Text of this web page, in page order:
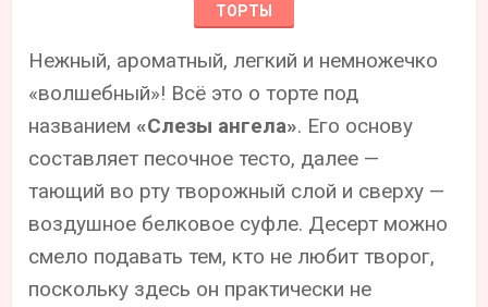
ТОРТЫ
Нежный, ароматный, легкий и немножечко
«волшебный»! Всё это о торте под
названием «Слезы ангела». Его основу
составляет песочное тесто, далее —
тающий во рту творожный слой и сверху —
воздушное белковое суфле. Десерт можно
смело подавать тем, кто не любит творог,
поскольку здесь он практически не